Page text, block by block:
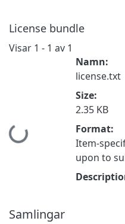
License bundle
Visar 1 - 1 av 1
Hämtar...
Namn:
license.txt
Size:
2.35 KB
Format:
Item-
upon to
Samlingar